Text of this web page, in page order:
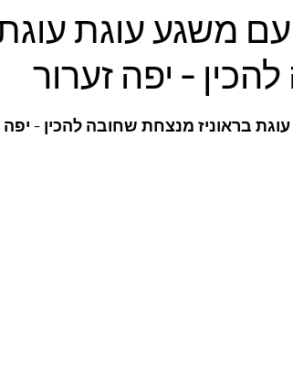
משגע עוגת עוגת
- יפה זערור
בראוניז מנצחת שחובה להכין - יפה